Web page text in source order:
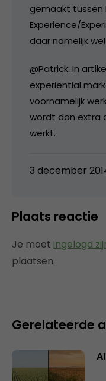
gemaakt tussen
Experience/
daar namelijk
@Patrick: In
experiential
voornamelijk
wordt dan extra
werkt.
3 december
Plaats reactie
Je moet ingelogd
plaatsen.
Gerelateerde